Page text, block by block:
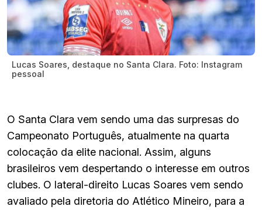
Lucas Soares, destaque no Santa Clara. Foto: Instagram
pessoal
O Santa Clara vem sendo uma das surpresas do
Campeonato Português, atualmente na quarta
colocação da elite nacional. Assim, alguns
brasileiros vem despertando o interesse em outros
clubes. O lateral-direito Lucas Soares vem sendo
avaliado pela diretoria do Atlético Mineiro, para a